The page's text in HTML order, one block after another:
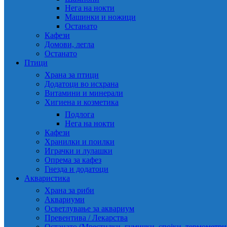
Нега на нокти
Машинки и ножици
Останато
Кафези
Домови, легла
Останато
Птици
Храна за птици
Додатоци во исхрана
Витамини и минерали
Хигиена и козметика
Подлога
Нега на нокти
Кафези
Хранилки и поилки
Играчки и лулашки
Опрема за кафез
Гнезда и додатоци
Акваристика
Храна за риби
Аквариуми
Осветлување за аквариум
Превентива / Лекарства